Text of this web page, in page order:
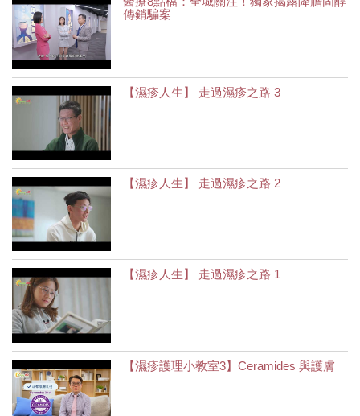
傳銷騙案
【濕疹人生】 走過濕疹之路 3
【濕疹人生】 走過濕疹之路 2
【濕疹人生】 走過濕疹之路 1
【濕疹護理小教室3】Ceramides 與護膚